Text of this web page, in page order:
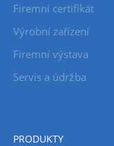
Firemní certifikát
Výrobní zařízení
Firemní výstava
Servis a údržba
PRODUKTY